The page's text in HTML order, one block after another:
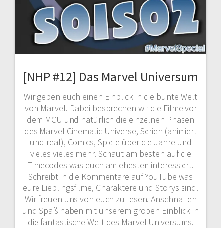
[NHP #12] Das Marvel Universum
Wir geben euch einen Einblick in die bunte Welt
von Marvel. Dabei besprechen wir die Filme vor
dem MCU und natürlich die einzelnen Phasen
des Marvel Cinematic Universe, Serien (animiert
und real), Comics, Spiele über die Jahre und
vieles vieles mehr. Schaut am besten auf die
Timecodes was euch am ehesten interessiert.
Schreibt in die Kommentare auf YouTube was
eure Lieblingsfilme, Charaktere und Storys sind.
Wir freuen uns von euch zu lesen. Anschnallen
und Spaß haben mit unserem groben Einblick in
die fantastische Welt des Marvel Universums.